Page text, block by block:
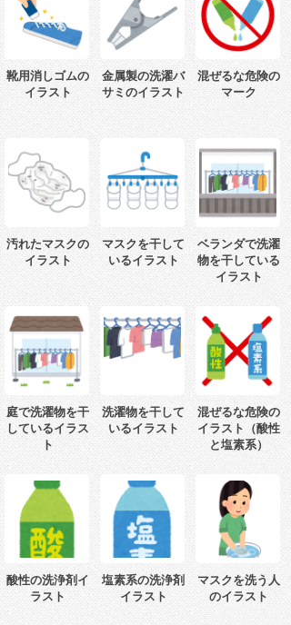
靴用消しゴムの
イラスト
金属製の洗濯バ
サミのイラスト
混ぜるな危険の
マーク
汚れたマスクの
イラスト
マスクを干して
いるイラスト
ベランダで洗濯
物を干している
イラスト
庭で洗濯物を干
しているイラス
ト
洗濯物を干して
いるイラスト
混ぜるな危険の
イラスト（酸性
と塩素系）
酸性の洗浄剤イ
ラスト
塩素系の洗浄剤
イラスト
マスクを洗う人
のイラスト